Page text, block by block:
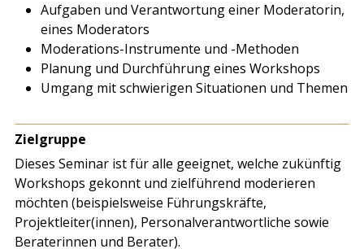
Aufgaben und Verantwortung einer Moderatorin,
eines Moderators
Moderations-Instrumente und -Methoden
Planung und Durchführung eines Workshops
Umgang mit schwierigen Situationen und Themen
Zielgruppe
Dieses Seminar ist für alle geeignet, welche zukünftig
Workshops gekonnt und zielführend moderieren
möchten (beispielsweise Führungskräfte,
Projektleiter(innen), Personalverantwortliche sowie
Beraterinnen und Berater).